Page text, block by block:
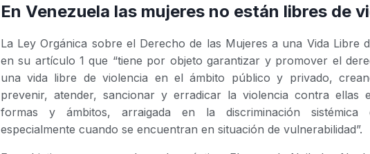
En Venezuela las mujeres no están libres de
La Ley Orgánica sobre el Derecho de las Mujeres a una Vida Libre
en su artículo 1 que “tiene por objeto garantizar y promover el
una vida libre de violencia en el ámbito público y privado,
prevenir, atender, sancionar y erradicar la violencia contra ellas
formas y ámbitos, arraigada en la discriminación sistémica
especialmente cuando se encuentran en situación de vulnerabilidad”.